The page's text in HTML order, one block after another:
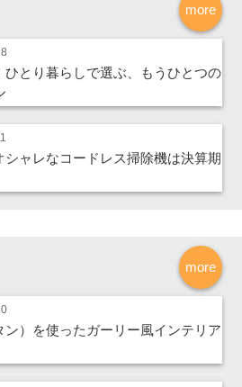
more
ひとり暮らしで選ぶ、もうひとつの
シャレなコードレス掃除機は決算期
more
ン）を使ったガーリー風インテリア